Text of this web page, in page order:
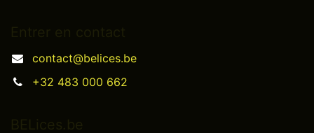
contact@belices.be
+32 483 000 662